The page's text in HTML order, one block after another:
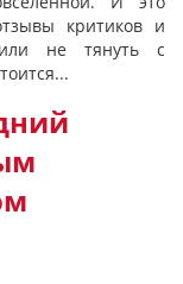
критиков и
не тянуть с